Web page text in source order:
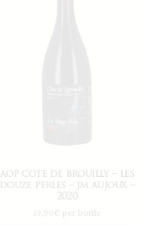
aop cote de brouilly – les
douze perles – jm aujoux –
2020
19,90€ per bottle